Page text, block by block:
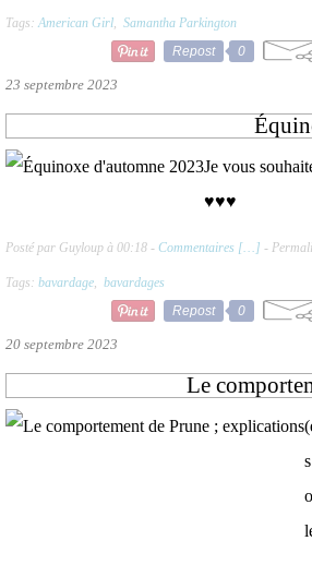
Tags: American Girl, Samantha Parkington
Repost
0
23 septembre 2023
Je vous
♥♥♥
Posté par Guyloup à 00:18 - Commentaires [… ] -
Tags: bavardage, bavardages
Repost
0
20 septembre 2023
Le